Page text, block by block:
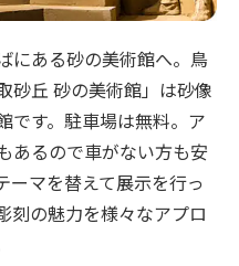
にある砂の美術館へ。鳥
砂丘 砂の美術館」は砂像
です。駐車場は無料。ア
あるので車がない方も安
ーマを替えて展示を行っ
刻の魅力を様々なアプロ